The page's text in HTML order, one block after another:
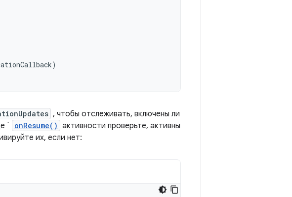
)
, чтобы отслеживать, включены ли
`
onResume() активности проверьте, активны
их, если нет: